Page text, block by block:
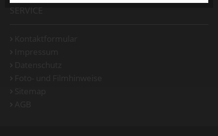
SERVICE